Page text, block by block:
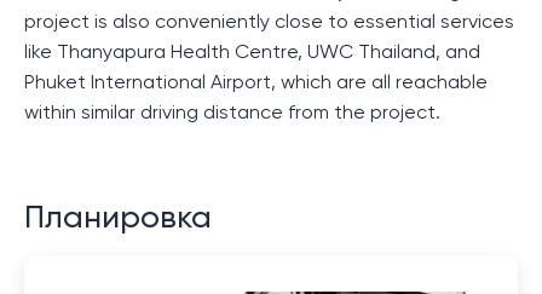
project is also conveniently close to essential services
like Thanyapura Health Centre, UWC Thailand, and
Phuket International Airport, which are all reachable
within similar driving distance from the project.
Планировка